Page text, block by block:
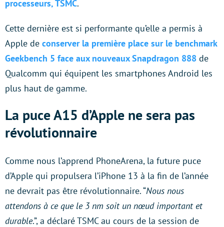
processeurs, TSMC.
Cette dernière est si performante qu’elle a permis à
Apple de conserver la première place sur le benchmark
Geekbench 5 face aux nouveaux Snapdragon 888 de
Qualcomm qui équipent les smartphones Android les
plus haut de gamme.
La puce A15 d’Apple ne sera pas
révolutionnaire
Comme nous l’apprend PhoneArena, la future puce
d’Apple qui propulsera l’iPhone 13 à la fin de l’année
ne devrait pas être révolutionnaire. “Nous nous
attendons à ce que le 3 nm soit un nœud important et
durable.”, a déclaré TSMC au cours de la session de